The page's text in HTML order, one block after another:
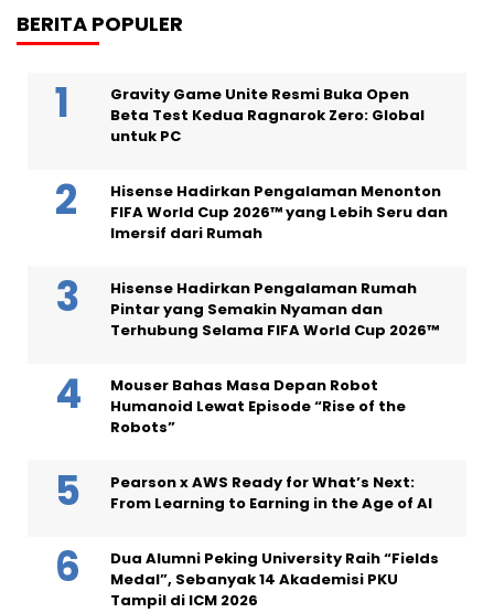
BERITA POPULER
Gravity Game Unite Resmi Buka Open
Beta Test Kedua Ragnarok Zero: Global
untuk PC
Hisense Hadirkan Pengalaman Menonton
FIFA World Cup 2026™ yang Lebih Seru dan
Imersif dari Rumah
Hisense Hadirkan Pengalaman Rumah
Pintar yang Semakin Nyaman dan
Terhubung Selama FIFA World Cup 2026™
Mouser Bahas Masa Depan Robot
Humanoid Lewat Episode “Rise of the
Robots”
Pearson x AWS Ready for What’s Next:
From Learning to Earning in the Age of AI
Dua Alumni Peking University Raih “Fields
Medal”, Sebanyak 14 Akademisi PKU
Tampil di ICM 2026